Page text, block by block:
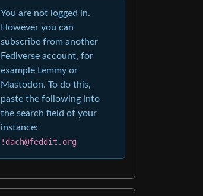
You are not logged in.
However you can
subscribe from another
Fediverse account, for
example Lemmy or
Mastodon. To do this,
paste the following into
the search field of your
instance:
!dach@feddit.org